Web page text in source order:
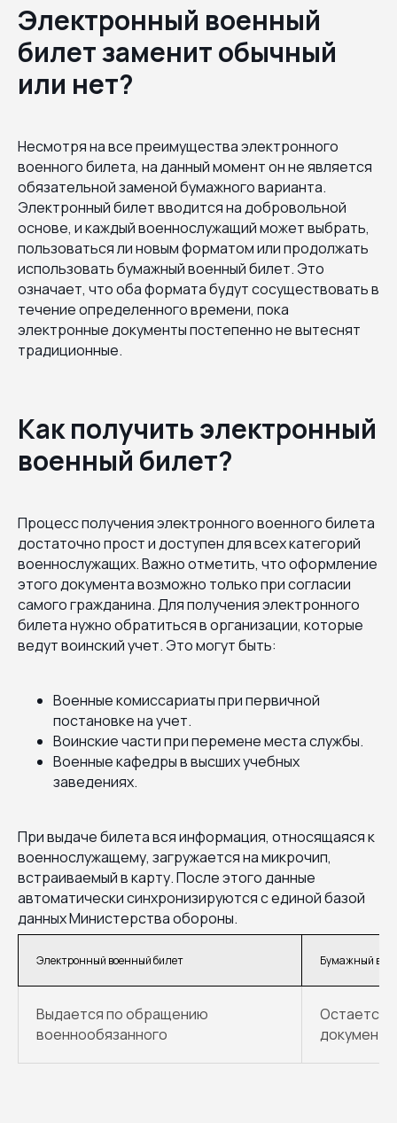
Электронный военный
билет заменит обычный
или нет?
Несмотря на все преимущества электронного
военного билета, на данный момент он не является
обязательной заменой бумажного варианта.
Электронный билет вводится на добровольной
основе, и каждый военнослужащий может выбрать,
пользоваться ли новым форматом или продолжать
использовать бумажный военный билет. Это
означает, что оба формата будут сосуществовать в
течение определенного времени, пока
электронные документы постепенно не вытеснят
традиционные.
Как получить электронный
военный билет?
Процесс получения электронного военного билета
достаточно прост и доступен для всех категорий
военнослужащих. Важно отметить, что оформление
этого документа возможно только при согласии
самого гражданина. Для получения электронного
билета нужно обратиться в организации, которые
ведут воинский учет. Это могут быть:
Военные комиссариаты при первичной
постановке на учет.
Воинские части при перемене места службы.
Военные кафедры в высших учебных
заведениях.
При выдаче билета вся информация, относящаяся к
военнослужащему, загружается на микрочип,
встраиваемый в карту. После этого данные
автоматически синхронизируются с единой базой
данных Министерства обороны.
Электронный военный билет Бумажный
Выдается по обращению
военнообязанного
Остается
документа